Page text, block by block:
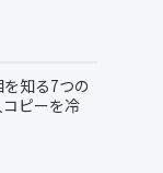
知る7つの
ピーを冷